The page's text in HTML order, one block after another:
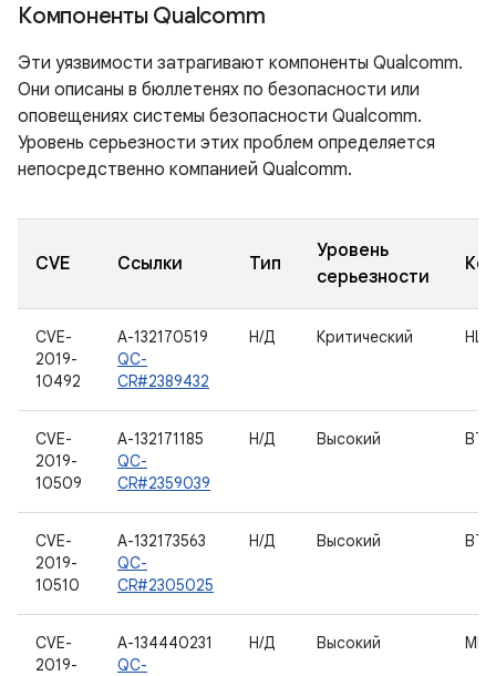
Компоненты Qualcomm
Эти уязвимости затрагивают компоненты Qualcomm.
Они описаны в бюллетенях по безопасности или
оповещениях системы безопасности Qualcomm.
Уровень серьезности этих проблем определяется
непосредственно компанией Qualcomm.
CVE Ссылки Тип
Уровень
серьезности
CVE-
2019-
10492
A-132170519
QC-
CR#2389432
Н/Д Критический
CVE-
2019-
10509
A-132171185
QC-
CR#2359039
Н/Д Высокий
CVE-
2019-
10510
A-132173563
QC-
CR#2305025
Н/Д Высокий
CVE-
2019-
A-134440231
QC-
Н/Д Высокий